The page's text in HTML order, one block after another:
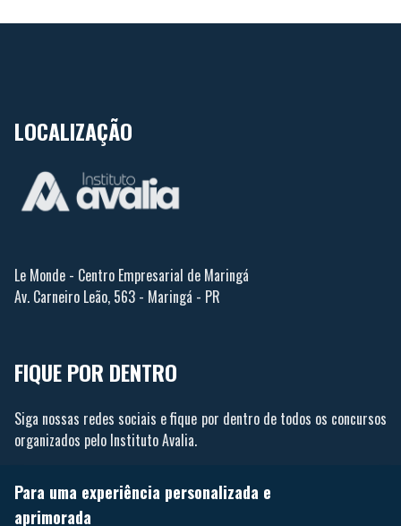
Para uma experiência personalizada e
aprimorada
LOCALIZAÇÃO
Le Monde - Centro Empresarial de Maringá
Av. Carneiro Leão, 563 - Maringá - PR
FIQUE POR DENTRO
Siga nossas redes sociais e fique por dentro de todos os concursos
organizados pelo Instituto Avalia.